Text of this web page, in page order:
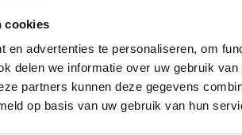
cookies
en advertenties te personaliseren, om
delen we informatie over uw gebruik
partners kunnen deze gegevens
op basis van uw gebruik van hun
waar het mogelijk is om de truss
voorzien van asfaltof is
te verankeren? Huur dan450 kg
enstabiel op buitenlocaties weg te
constructie veilig kunt plaatsen op